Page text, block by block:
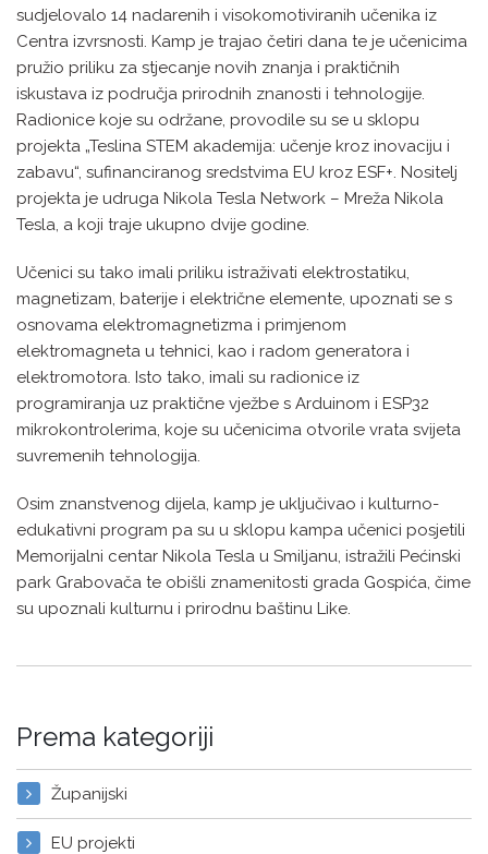
sudjelovalo 14 nadarenih i visokomotiviranih učenika iz
Centra izvrsnosti. Kamp je trajao četiri dana te je učenicima
pružio priliku za stjecanje novih znanja i praktičnih
iskustava iz područja prirodnih znanosti i tehnologije.
Radionice koje su održane, provodile su se u sklopu
projekta „Teslina STEM akademija: učenje kroz inovaciju i
zabavu“, sufinanciranog sredstvima EU kroz ESF+. Nositelj
projekta je udruga Nikola Tesla Network – Mreža Nikola
Tesla, a koji traje ukupno dvije godine.
Učenici su tako imali priliku istraživati elektrostatiku,
magnetizam, baterije i električne elemente, upoznati se s
osnovama elektromagnetizma i primjenom
elektromagneta u tehnici, kao i radom generatora i
elektromotora. Isto tako, imali su radionice iz
programiranja uz praktične vježbe s Arduinom i ESP32
mikrokontrolerima, koje su učenicima otvorile vrata svijeta
suvremenih tehnologija.
Osim znanstvenog dijela, kamp je uključivao i kulturno-
edukativni program pa su u sklopu kampa učenici posjetili
Memorijalni centar Nikola Tesla u Smiljanu, istražili Pećinski
park Grabovača te obišli znamenitosti grada Gospića, čime
su upoznali kulturnu i prirodnu baštinu Like.
Prema kategoriji
Županijski
EU projekti